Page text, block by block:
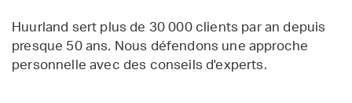
Huurland sert plus de 30 000 clients par an depuis
presque 50 ans. Nous défendons une approche
personnelle avec des conseils d'experts.